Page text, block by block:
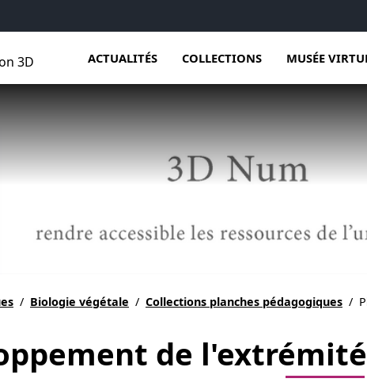
3D ACTUALITÉS COLLECTIONS MUSÉE
/ Biologie végétale / Collections planches pédagogiques /
de